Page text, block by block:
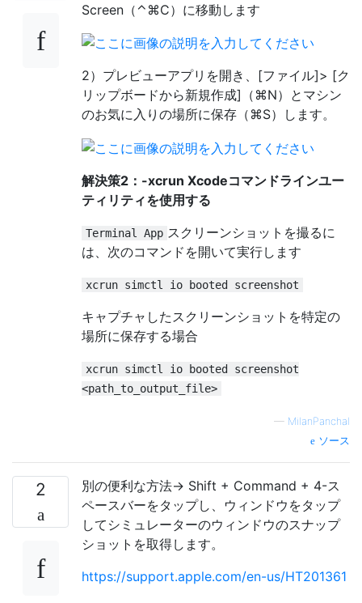
Screen（⌃⌘C）に移動します
2）プレビューアプリを開き、[ファイル]> [ク
リップボードから新規作成]（⌘N）とマシン
のお気に入りの場所に保存（⌘S）します。
解決策2：-xcrun Xcodeコマンドラインユー
ティリティを使用する
Terminal App スクリーンショットを撮るに
は、次のコマンドを開いて実行します
xcrun simctl io booted screenshot
キャプチャしたスクリーンショットを特定の
場所に保存する場合
xcrun simctl io booted screenshot
<path_to_output_file>
— MilanPanchal
ソース
2
別の便利な方法-> Shift + Command + 4-ス
ペースバーをタップし、ウィンドウをタップ
してシミュレーターのウィンドウのスナップ
ショットを取得します。
https://support.apple.com/en-us/HT201361